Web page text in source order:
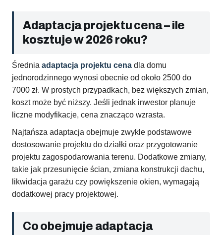
Adaptacja projektu cena – ile
kosztuje w 2026 roku?
Średnia adaptacja projektu cena dla domu
jednorodzinnego wynosi obecnie od około 2500 do
7000 zł. W prostych przypadkach, bez większych zmian,
koszt może być niższy. Jeśli jednak inwestor planuje
liczne modyfikacje, cena znacząco wzrasta.
Najtańsza adaptacja obejmuje zwykle podstawowe
dostosowanie projektu do działki oraz przygotowanie
projektu zagospodarowania terenu. Dodatkowe zmiany,
takie jak przesunięcie ścian, zmiana konstrukcji dachu,
likwidacja garażu czy powiększenie okien, wymagają
dodatkowej pracy projektowej.
Co obejmuje adaptacja